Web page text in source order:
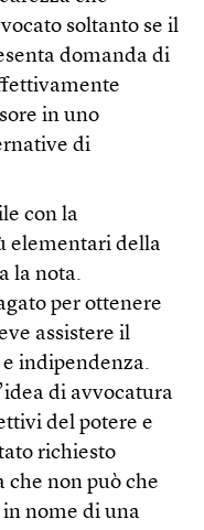
soltanto se il
domanda di
in uno
di
con la
elementari della
la nota.
per ottenere
assistere il
indipendenza.
di avvocatura
del potere e
richiesto
che non può che
nome di una